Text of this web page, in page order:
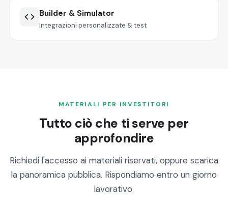
Builder & Simulator
Integrazioni personalizzate & test
MATERIALI PER INVESTITORI
Tutto ciò che ti serve per
approfondire
Richiedi l'accesso ai materiali riservati, oppure scarica
la panoramica pubblica. Rispondiamo entro un giorno
lavorativo.